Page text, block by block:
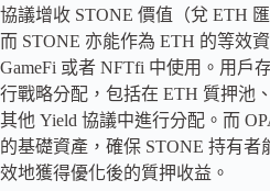
協議增收 STONE 價值（兌 ETH
而 STONE 亦能作為 ETH 的等效
GameFi 或者 NFTfi 中使用。用戶
行戰略分配，包括在 ETH 質押池
其他 Yield 協議中進行分配。而
的基礎資產，確保 STONE 持有者
效地獲得優化後的質押收益。